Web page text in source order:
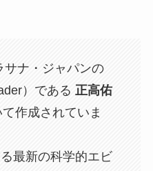
ナ・ジャパンの
）である 正高佑
作成されていま
最新の科学的エビ